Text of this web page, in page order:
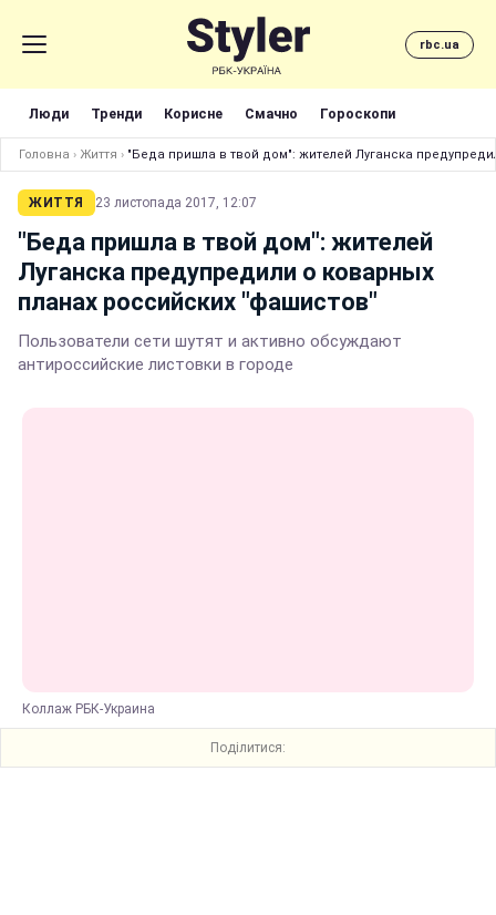
rbc.ua
Люди Тренди Корисне Смачно Гороскопи
Головна › Життя › "Беда пришла в твой дом": жителей Луганска
ЖИТТЯ 23 листопада 2017, 12:07
"Беда пришла в твой дом": жителей
Луганска предупредили о коварных
планах российских "фашистов"
Пользователи сети шутят и активно обсуждают
антироссийские листовки в городе
Коллаж РБК-Украина
Поділитися: